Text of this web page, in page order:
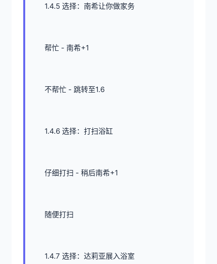
1.4.5 选择：南希让你做家务
帮忙 - 南希+1
不帮忙 - 跳转至1.6
1.4.6 选择：打扫浴缸
仔细打扫 - 稍后南希+1
随便打扫
1.4.7 选择：达莉亚展入浴室